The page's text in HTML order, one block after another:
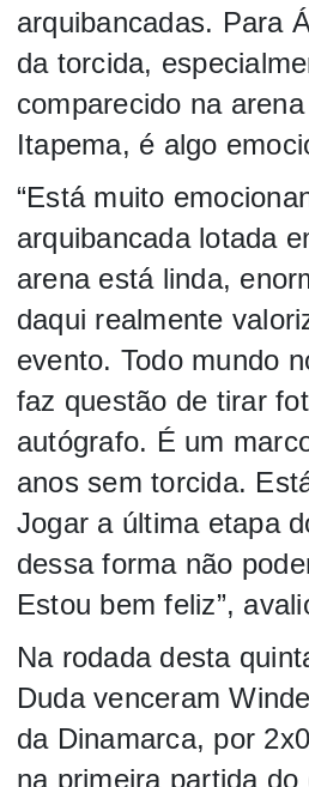
arquibancadas. Para
da torcida,
comparecido na
Itapema, é algo
“Está muito
arquibancada lotada
arena está linda,
daqui realmente
evento. Todo mundo
faz questão de tirar
autógrafo. É um
anos sem torcida.
Jogar a última etapa
dessa forma não
Estou bem feliz”,
Na rodada desta
Duda venceram
da Dinamarca, por
na primeira partida